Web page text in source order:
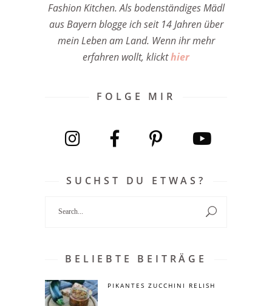
Fashion Kitchen. Als bodenständiges Mädl
aus Bayern blogge ich seit 14 Jahren über
mein Leben am Land. Wenn ihr mehr
erfahren wollt, klickthier
FOLGE MIR
SUCHST DU ETWAS?
BELIEBTE BEITRÄGE
PIKANTES ZUCCHINI RELISH